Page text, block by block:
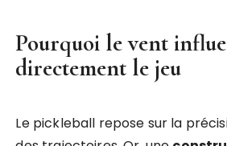
Pourquoi le vent
directement le jeu
Le pickleball repose sur la